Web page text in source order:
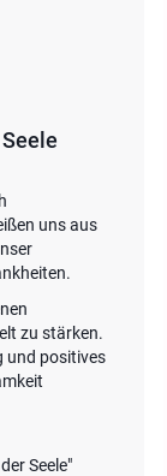
uns aus
zu stärken.
und positives
Seele"